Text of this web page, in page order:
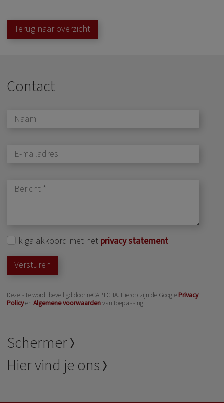
Terug naar overzicht
Contact
Ik ga akkoord met het privacy statement
Versturen
Deze site wordt beveiligd door reCAPTCHA. Hierop zijn de Google Privacy
Policyen Algemene voorwaardenvan toepassing.
Schermer
Hier vind je ons